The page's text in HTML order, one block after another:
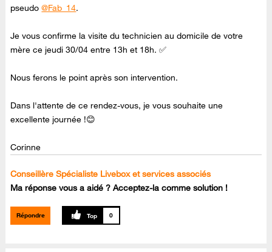
pseudo@Fab_14.
Je vous confirme la visite du technicien au domicile de votre
mère ce jeudi 30/04 entre 13h et 18h. ✅
Nous ferons le point après son intervention.
Dans l'attente de ce rendez-vous, je vous souhaite une
excellente journée !😊
Corinne
Conseillère Spécialiste Livebox et services associés
Ma réponse vous a aidé ? Acceptez-la comme solution !
Répondre 0